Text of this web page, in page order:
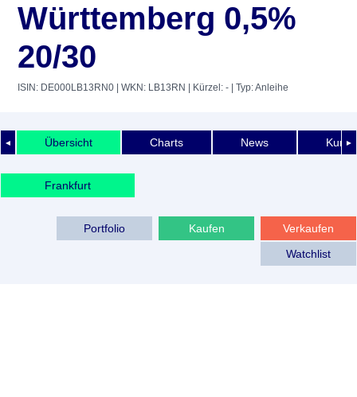
Württemberg 0,5%
20/30
ISIN: DE000LB13RN0 | WKN: LB13RN | Kürzel: - | Typ: Anleihe
◄ ►
Übersicht Charts News
Frankfurt
Verkaufen
Kaufen
Portfolio
Watchlist